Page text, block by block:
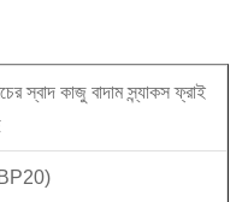
স্বাদ কাজু বাদাম স্ন্যাকস ফ্রাই